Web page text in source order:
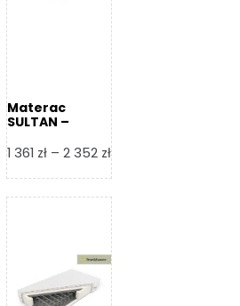
Materac
SULTAN –
1 361 zł – 2 352 złZakres
cen:
od
1
361 zł
do
2
352 zł